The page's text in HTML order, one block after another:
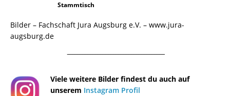
Stammtisch
Bilder – Fachschaft Jura Augsburg e.V. – www.jura-
augsburg.de
¯¯¯¯¯¯¯¯¯¯¯¯¯¯¯¯¯¯¯¯¯¯¯¯¯¯¯¯¯¯¯¯¯¯¯¯¯¯
Viele weitere Bilder findest du auch auf
unserem Instagram Profil